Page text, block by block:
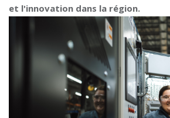
et l'innovation dans la région.